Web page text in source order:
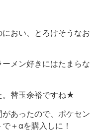
おい、とろけそうなお
メン好きにはたまらな
。替玉余裕ですね★
あったので、ポケセン
＋αを購入しに！